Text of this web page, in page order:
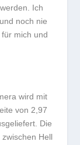
Ich
noch nie
mich und
wird mit
von 2,97
Die
Hell